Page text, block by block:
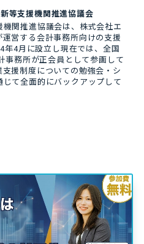
等支援機関推進協議会
機関推進協議会は、株式会社エ
運営する会計事務所向けの支援
年4月に設立し現在では、全国
事務所が正会員として参画して
支援制度についての勉強会・シ
じて全面的にバックアップして